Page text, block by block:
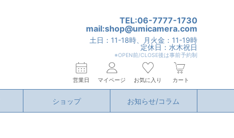
TEL:06-7777-1730
mail:shop@umicamera.com
土日：11-18時、月火金：11-19時
定休日：水木祝日
※OPEN前/CLOSE後は事前予約制
営業日 マイページ お気に入り カート
ショップ お知らせ/コラム